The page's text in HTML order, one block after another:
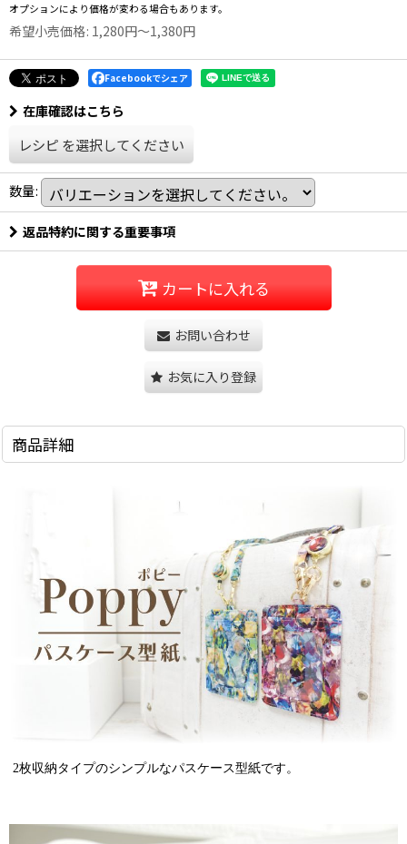
オプションにより価格が変わる場合もあります。
希望小売価格: 1,280円～1,380円
Facebookでシェア
在庫確認はこちら
レシピ を選択してください
数量:
返品特約に関する重要事項
カートに入れる
お問い合わせ
お気に入り登録
商品詳細
2枚収納タイプのシンプルなパスケース型紙です。